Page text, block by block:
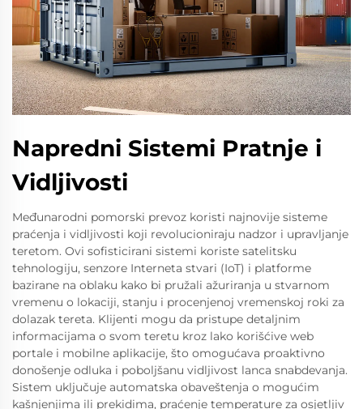
Napredni Sistemi Pratnje i
Vidljivosti
Međunarodni pomorski prevoz koristi najnovije sisteme
praćenja i vidljivosti koji revolucioniraju nadzor i upravljanje
teretom. Ovi sofisticirani sistemi koriste satelitsku
tehnologiju, senzore Interneta stvari (IoT) i platforme
bazirane na oblaku kako bi pružali ažuriranja u stvarnom
vremenu o lokaciji, stanju i procenjenoj vremenskoj roki za
dolazak tereta. Klijenti mogu da pristupe detaljnim
informacijama o svom teretu kroz lako korišćive web
portale i mobilne aplikacije, što omogućava proaktivno
donošenje odluka i poboljšanu vidljivost lanca snabdevanja.
Sistem uključuje automatska obaveštenja o mogućim
kašnjenjima ili prekidima, praćenje temperature za osjetljiv